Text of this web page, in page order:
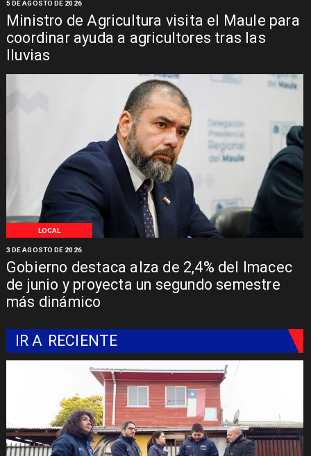
Ministro de Agricultura visita el Maule para
coordinar ayuda a agricultores tras las
lluvias
5 DE AGOSTO DE 2026
LOCAL
Gobierno destaca alza de 2,4% del Imacec
de junio y proyecta un segundo semestre
más dinámico
3 DE AGOSTO DE 2026
IR A RECIENTE